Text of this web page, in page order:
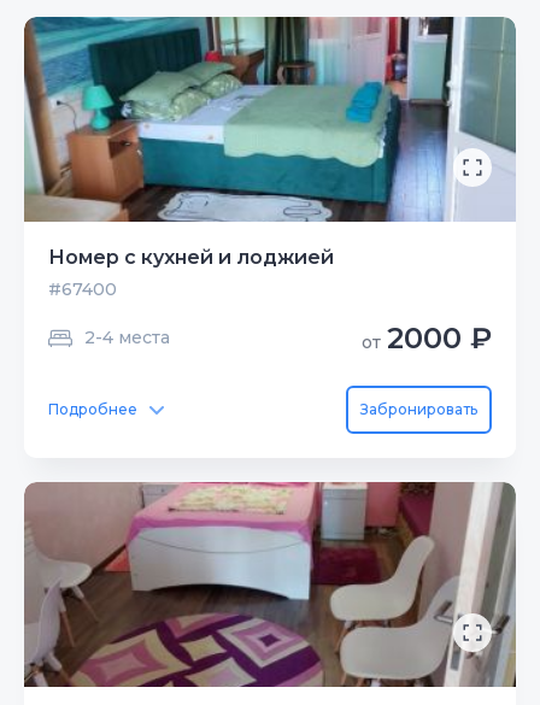
Номер с кухней и лоджией
#67400
2-4 места от 2000 ₽
Подробнее Забронировать